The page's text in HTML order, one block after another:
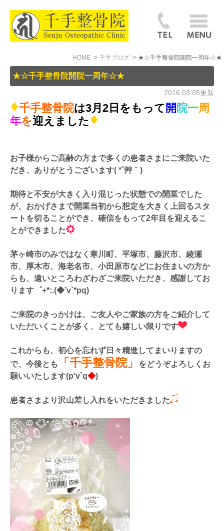
HOME 千手ブログ ★☆千手整骨院開院一周年☆★
★☆千手整骨院開院一周年☆★
2016.03.05更新
千手整骨院は3月2日をもって 開 院一周
年を迎えました
お子様からご高齢の方まで多くの患者さまにご来院いた
だき、ありがとうございます( *´艸｀)
期待と不安が大きく入り混じった状態での開業でした
が、おかげさまで開業当初から想定を大きく上回るスタ
ートを切ることができ、確信をもって2年目を迎えるこ
とができました
茅ヶ崎市のみではなく寒川町、平塚市、藤沢市、綾瀬
市、厚木市、海老名市、小田原市などにお住まいの方か
らも、遠いところわざわざご来院いただき、感謝してお
ります゜+*:.(◆’v`*pq)
ご来院のきっかけは、ご友人やご家族の方をご紹介して
いただいくことが多く、とても嬉しい限りです
これからも、初心を忘れず日々精進してまいりますの
で、今後とも
「千手整骨院」
をどうぞよろしくお
願いいたします(p'v`q◆)
患者さまより沢山差し入れをいただきました